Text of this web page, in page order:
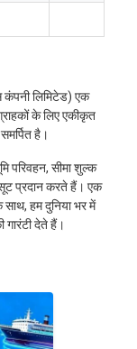
लिमिटेड) एक
के लिए एकीकृत
है।
परिवहन, सीमा शुल्क
प्रदान करते हैं। एक
हम दुनिया भर में
गारंटी देते हैं।